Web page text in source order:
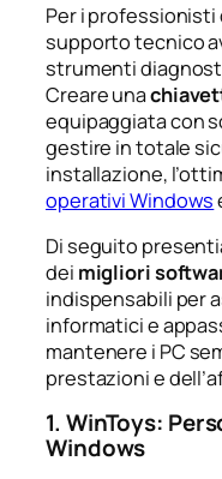
Per i professionisti
supporto tecnico
strumenti
Creare una
equipaggiata con
gestire in totale
installazione,
operativi Windows
Di seguito
dei migliori
indispensabili per
informatici e
mantenere i PC
prestazioni e
1. WinToys:
Windows